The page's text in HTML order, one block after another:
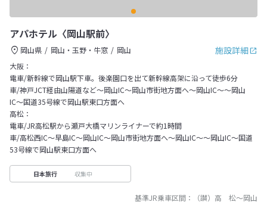
アパホテル〈岡山駅前〉
施設詳細
岡山県 岡山・玉野・牛窓
岡山
大阪：
電車/新幹線で岡山駅下車。後楽園口を出て新幹線高架に沿って徒歩6分
車/神戸JCT経由山陽道など〜岡山IC〜岡山市街地方面へ～岡山IC～〜岡山
IC〜国道35号線で岡山駅東口方面へ
高松：
電車/JR高松駅から瀬戸大橋マリンライナーで約1時間
車/高松西IC〜早島IC〜岡山IC〜岡山市街地方面へ～岡山IC～〜岡山IC〜国道
53号線で岡山駅東口方面へ
日本旅行 収集中
基準JR乗車区間： （讃）高 松～岡山